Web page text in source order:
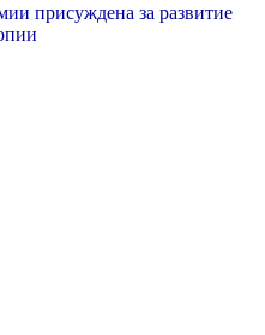
присуждена за развитие